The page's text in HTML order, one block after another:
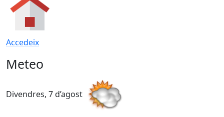
Accedeix
Meteo
Divendres, 7 d’agost